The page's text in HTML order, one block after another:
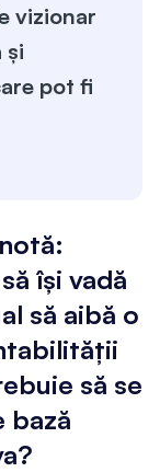
vizionar
și
pot fi
își vadă
să aibă o
să se
bază